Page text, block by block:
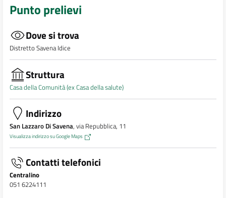
Punto prelievi
Dove si trova
Distretto Savena Idice
Struttura
Casa della Comunità (ex Casa della salute)
Indirizzo
San Lazzaro Di Savena, via Repubblica, 11
Visualizza indirizzo su Google Maps
Contatti telefonici
Centralino
051 6224111